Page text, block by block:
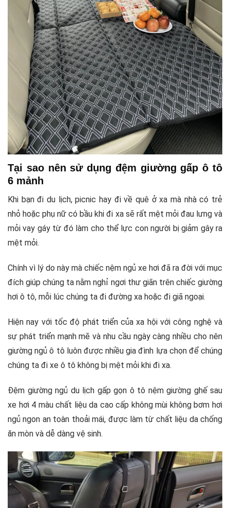
Tại sao nên sử dụng đệm giường gấp ô tô
6 mảnh
Khi bạn đi du lịch, picnic hay đi về quê ở xa mà nhà có trẻ
nhỏ hoặc phụ nữ có bầu khi đi xa sẽ rất mệt mỏi đau lưng và
mỏi vay gáy từ đó làm cho thể lực con người bị giảm gây ra
mệt mỏi.
Chính vì lý do này mà chiếc nệm ngủ xe hơi đã ra đời với mục
đích giúp chúng ta nằm nghỉ ngơi thư giãn trên chiếc giường
hơi ô tô, mỗi lúc chúng ta đi đường xa hoặc đi giã ngoại.
Hiện nay với tốc độ phát triển của xa hội với công nghệ và
sự phát triển mạnh mẽ và nhu cầu ngày càng nhiều cho nên
giường ngủ ô tô luôn được nhiều gia đình lựa chọn để chúng
chúng ta đi xe ô tô không bị mệt mỏi khi đi xa.
Đệm giường ngủ du lịch gấp gọn ô tô nệm giường ghế sau
xe hơi 4 màu chất liệu da cao cấp không mùi không bơm hơi
ngủ ngon an toàn thoải mái, được làm từ chất liệu da chống
ăn mòn và dễ dàng vệ sinh.